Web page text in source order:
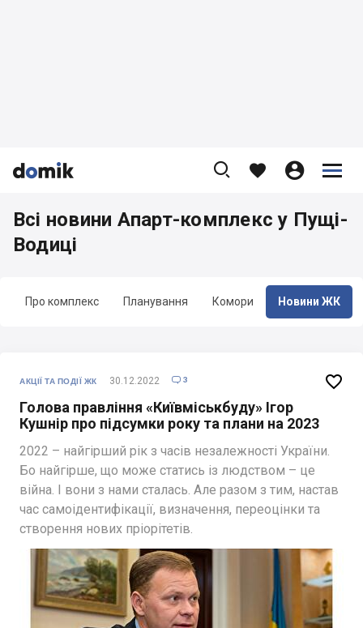


    


Про комплекс Планування Комори Новини ЖК
Всі новини Апарт-комплекс у Пущі-
Водиці
АКЦІЇ ТА ПОДІЇ ЖК 30.12.2022  3
Голова правління «Київміськбуду» Ігор
Кушнір про підсумки року та плани на 2023
2022 – найгірший рік з часів незалежності України.
Бо найгірше, що може статись із людством – це
війна. І вони з нами сталась. Але разом з тим, настав
час самоідентифікації, визначення, переоцінки та
створення нових пріорітетів.
